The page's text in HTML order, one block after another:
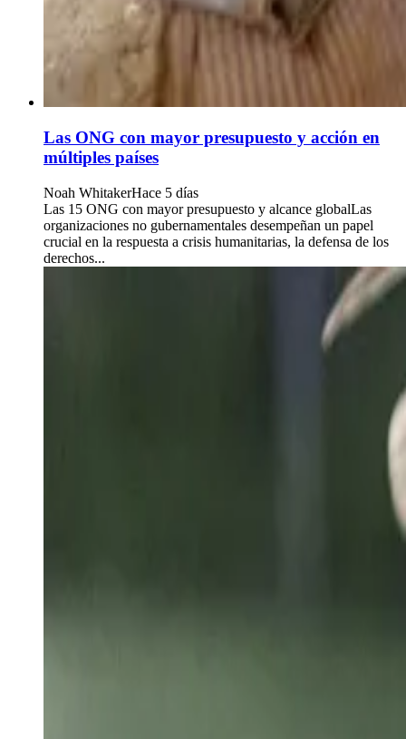
Las ONG con mayor presupuesto y acción en
múltiples países
Noah WhitakerHace 5 días
Las 15 ONG con mayor presupuesto y alcance globalLas
organizaciones no gubernamentales desempeñan un papel
crucial en la respuesta a crisis humanitarias, la defensa de los
derechos...